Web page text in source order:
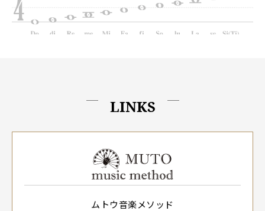
LINKS
ムトウ音楽メソッド